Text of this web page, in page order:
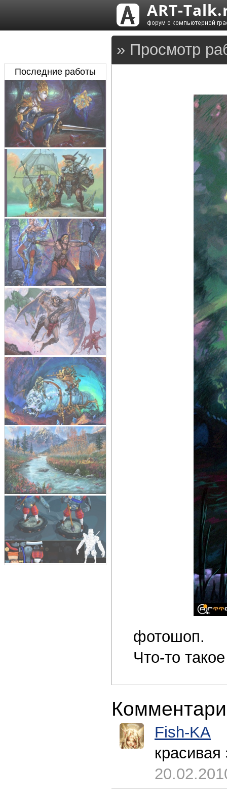
» Просмотр
фотошоп.
Что-то
Fish-KA
Последние работы